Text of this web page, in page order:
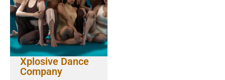
Xplosive Dance
Company